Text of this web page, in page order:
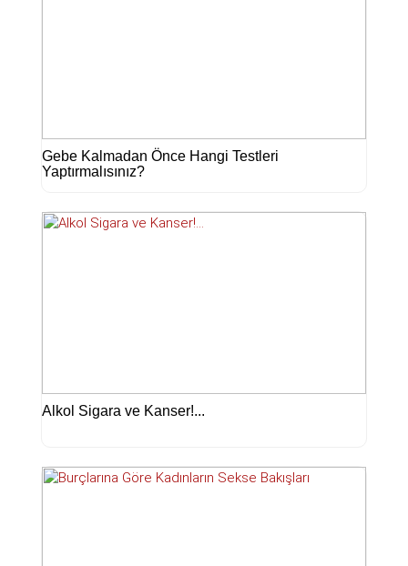
Gebe Kalmadan Önce Hangi Testleri
Yaptırmalısınız?
Alkol Sigara ve Kanser!...